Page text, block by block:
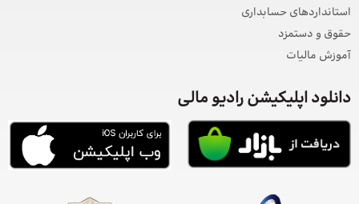
استانداردهای حسابداری
حقوق و دستمزد
آموزش مالیات
دانلود اپلیکیشن رادیو مالی